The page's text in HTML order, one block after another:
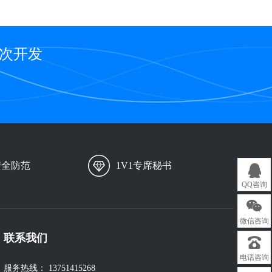
开发
防范 1V1专席秘书
联系我们
服务热线： 13751415268
QQ咨询
微信咨询
电话咨询